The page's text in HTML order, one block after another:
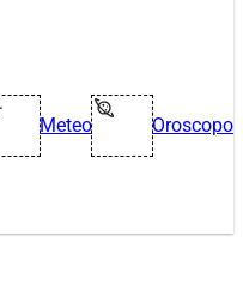
Meteo Oroscopo